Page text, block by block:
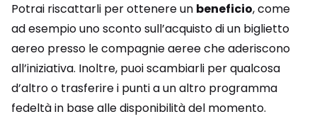
Potrai riscattarli per ottenere un beneficio, come
ad esempio uno sconto sull’acquisto di un biglietto
aereo presso le compagnie aeree che aderiscono
all’iniziativa. Inoltre, puoi scambiarli per qualcosa
d’altro o trasferire i punti a un altro programma
fedeltà in base alle disponibilità del momento.